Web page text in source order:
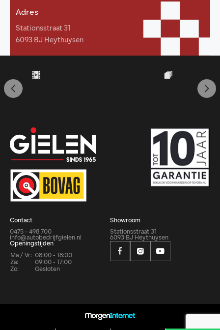
Adres
Stationsstraat 31
6093 BJ Heythuysen
Contact
0475 - 498 700
info@autobedrijfgielen.nl
Showroom
Stationsstraat 31
6093 BJ Heythuysen
Openingstijden
Ma / Vr:
08:00 - 18:00
Za:
09:00 - 17:00
Zo:
Gesloten